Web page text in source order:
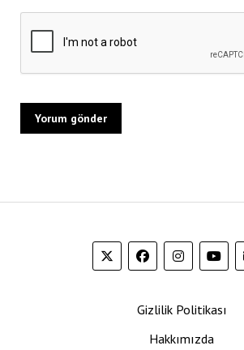
Gizlilik Politikası
Hakkımızda